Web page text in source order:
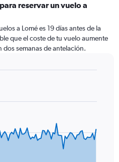
reservar un vuelo a
a Lomé es 19 días antes de la
que el coste de tu vuelo aumente
semanas de antelación.